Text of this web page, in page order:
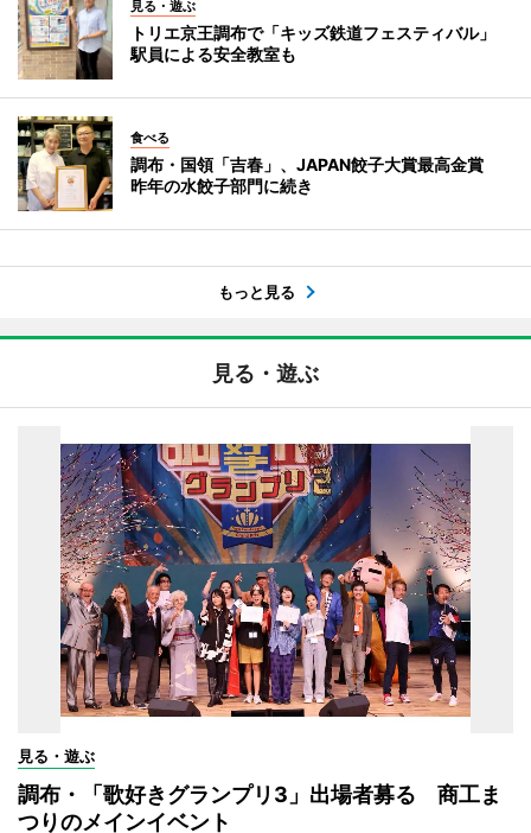
見る・遊ぶ
トリエ京王調布で「キッズ鉄道フェスティバル」
駅員による安全教室も
食べる
調布・国領「吉春」、JAPAN餃子大賞最高金賞
昨年の水餃子部門に続き
もっと見る
見る・遊ぶ
見る・遊ぶ
調布・「歌好きグランプリ3」出場者募る 商工ま
つりのメインイベント